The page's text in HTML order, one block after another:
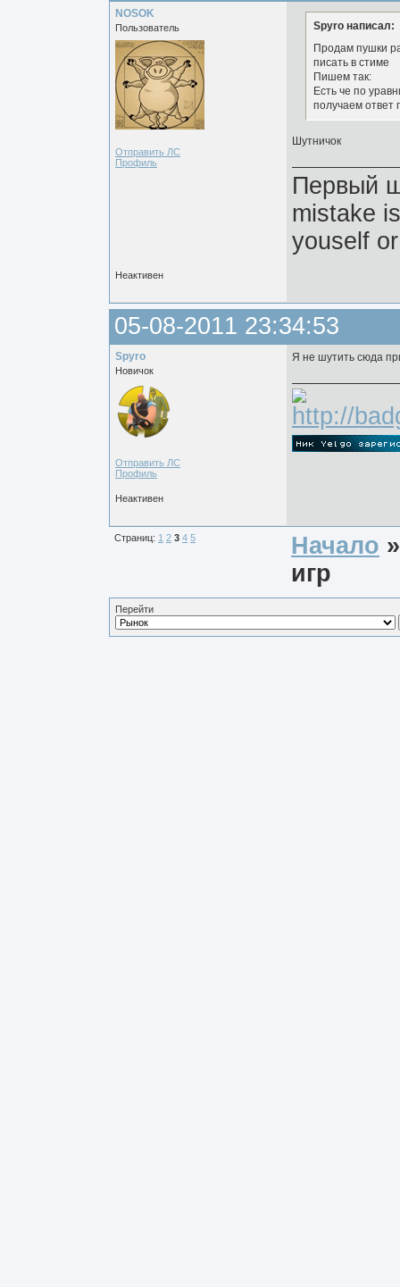
NOSOK
Пользователь
Отправить ЛС
Профиль
Spyro написал:
Продам пушки
писать в стиме
Пишем так:
Есть че по
получаем ответ
Шутничок
Первый
mistake
youself
Неактивен
05-08-2011 23:34:53
Spyro
Новичок
Отправить ЛС
Профиль
Я не шутить сюда
Неактивен
Страниц: 1 2 3 4 5 Начало
игр
Перейти